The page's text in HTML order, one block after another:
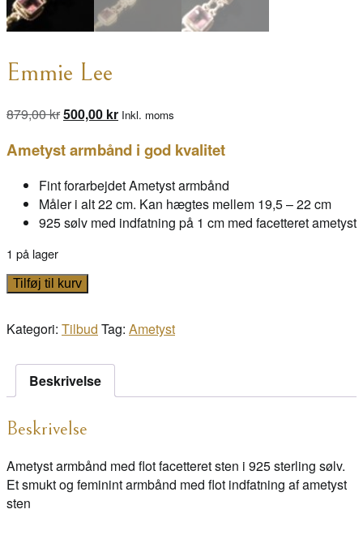
Emmie Lee
879,00krDen
pris
879,00 kr.
500,00 krDen
pris
500,00 kr.
Inkl. moms
Ametyst armbånd i god kvalitet
Fint forarbejdet Ametyst armbånd
Måler i alt 22 cm. Kan hægtes mellem 19,5 – 22 cm
925 sølv med indfatning på 1 cm med facetteret ametyst
1 på lager
Emmie
Tilføj til kurv
Kategori: Tilbud Tag: Ametyst
Beskrivelse
Beskrivelse
Ametyst armbånd med flot facetteret sten i 925 sterling sølv.
Et smukt og feminint armbånd med flot indfatning af ametyst
sten